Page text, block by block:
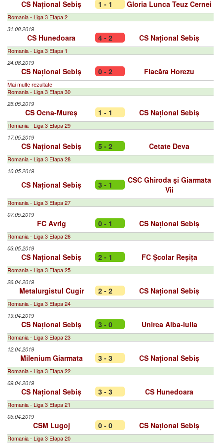
CS Național Sebiș 1 - 1 Gloria Lunca Teuz Cernei
Romania - Liga 3 Etapa 2
31.08.2019
CS Hunedoara 4 - 2 CS Național Sebiș
Romania - Liga 3 Etapa 1
24.08.2019
CS Național Sebiș 0 - 2 Flacăra Horezu
Mai multe rezultate
Romania - Liga 3 Etapa 30
25.05.2019
CS Ocna-Mureș 1 - 1 CS Național Sebiș
Romania - Liga 3 Etapa 29
17.05.2019
CS Național Sebiș 5 - 2 Cetate Deva
Romania - Liga 3 Etapa 28
10.05.2019
CS Național Sebiș 3 - 1
CSC Ghiroda şi Giarmata
Vii
Romania - Liga 3 Etapa 27
07.05.2019
FC Avrig 0 - 1 CS Național Sebiș
Romania - Liga 3 Etapa 26
03.05.2019
CS Național Sebiș 2 - 1 FC Școlar Reșița
Romania - Liga 3 Etapa 25
26.04.2019
Metalurgistul Cugir 2 - 2 CS Național Sebiș
Romania - Liga 3 Etapa 24
19.04.2019
CS Național Sebiș 3 - 0 Unirea Alba-Iulia
Romania - Liga 3 Etapa 23
12.04.2019
Milenium Giarmata 3 - 3 CS Național Sebiș
Romania - Liga 3 Etapa 22
09.04.2019
CS Național Sebiș 3 - 3 CS Hunedoara
Romania - Liga 3 Etapa 21
05.04.2019
CSM Lugoj 0 - 0 CS Național Sebiș
Romania - Liga 3 Etapa 20